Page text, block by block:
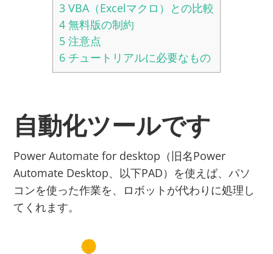
3 VBA（Excelマクロ）との比較
4 無料版の制約
5 注意点
6 チュートリアルに必要なもの
自動化ツールです
Power Automate for desktop（旧名Power
Automate Desktop、以下PAD）を使えば、パソ
コンを使った作業を、ロボットが代わりに処理し
てくれます。